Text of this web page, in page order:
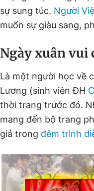
sự sung túc. Người
muốn sự giàu sang,
Ngày xuân vui
Là một người học về
Lương (sinh viên ĐH
thời trang trước đó.
mang đến bộ trang
giả trong đêm trình